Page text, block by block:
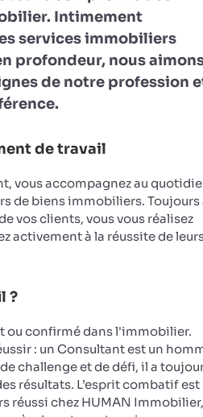
Intimement
services immobiliers
profondeur, nous
de notre profession
de travail
vous accompagnez au
de biens immobiliers. Toujours
vos clients, vous vous réalisez
activement à la réussite de
?
ou confirmé dans l'immobilier.
: un Consultant est un
challenge et de défi, il a
résultats. L’esprit combatif est
réussi chez HUMAN